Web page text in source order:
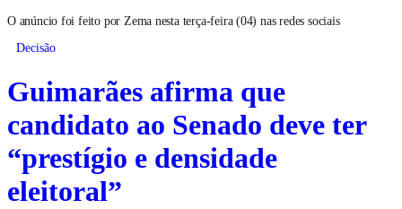
O anúncio foi feito por Zema nesta terça-feira (04) nas redes sociais
Decisão
Guimarães afirma que
candidato ao Senado deve ter
“prestígio e densidade
eleitoral”